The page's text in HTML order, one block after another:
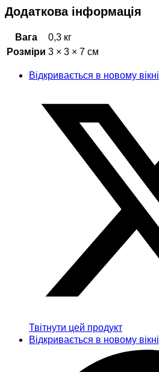
Додаткова інформація
Вага
0,3 кг
Розміри 3 × 3 × 7 см
Відкривається в новому вікні
Твітнути цей продукт
Відкривається в новому вікні